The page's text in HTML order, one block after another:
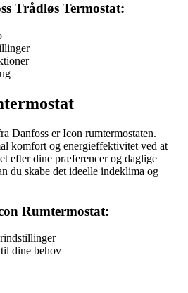
Trådløs Termostat:
Danfoss er Icon rumtermostaten.
komfort og energieffektivitet ved at
efter dine præferencer og daglige
du skabe det ideelle indeklima og
Rumtermostat:
dine behov